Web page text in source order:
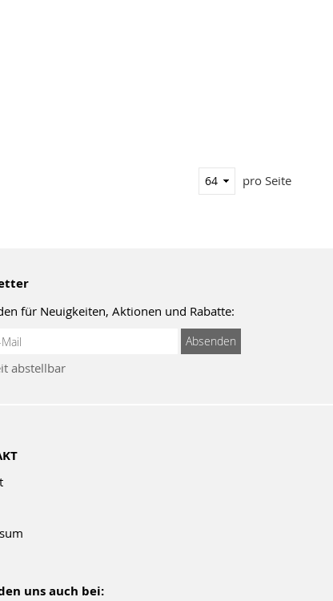
pro Seite
für Neuigkeiten, Aktionen und Rabatte:
Absenden
abstellbar
uns auch bei: